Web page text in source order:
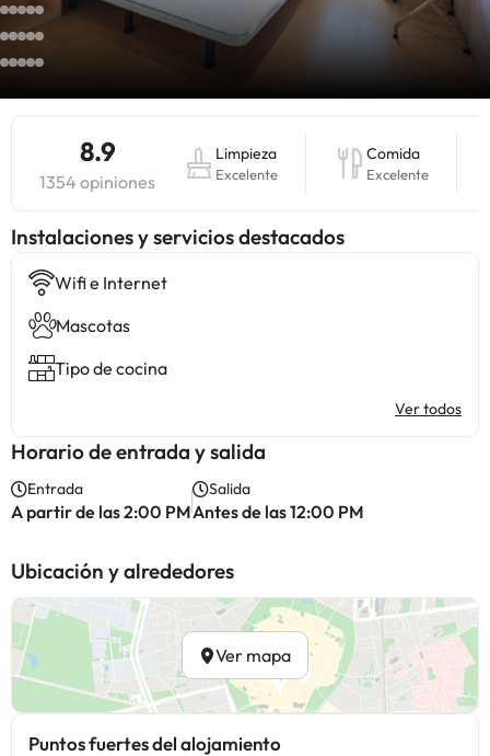
8.9
1354 opiniones
Limpieza
Excelente
Comida
Excelente
Instalaciones y servicios destacados
Wifi e Internet
Mascotas
Tipo de cocina
Ver todos
Horario de entrada y salida
Entrada
A partir de las 2:00 PM
Salida
Antes de las 12:00 PM
Ubicación y alrededores
Ver mapa
Puntos fuertes del alojamiento